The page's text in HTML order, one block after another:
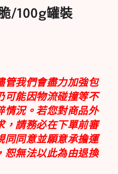
/100g罐裝
管我們會盡力加強包
可能因物流碰撞等不
情況。若您對商品外
，請務必在下單前審
同同意並願意承擔運
恕無法以此為由退換